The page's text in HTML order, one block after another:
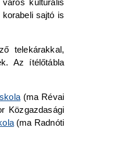
sajtó is
telekárakkal,
Az ítélőtábla
(ma Révai
Közgazdasági
(ma Radnóti